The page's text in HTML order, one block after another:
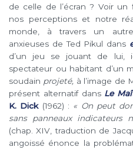
de celle de l’écran ? Voir un
nos perceptions et notre
monde, à travers un
anxieuses de Ted Pikul dans
d’un jeu se jouant de lui,
spectateur ou habitant d’un
soudain projeté, à l’image de
présent alternatif dans Le
K. Dick (1962) : « On peut
sans panneaux indicateurs
(chap. XIV, traduction de
angoissé énonce la